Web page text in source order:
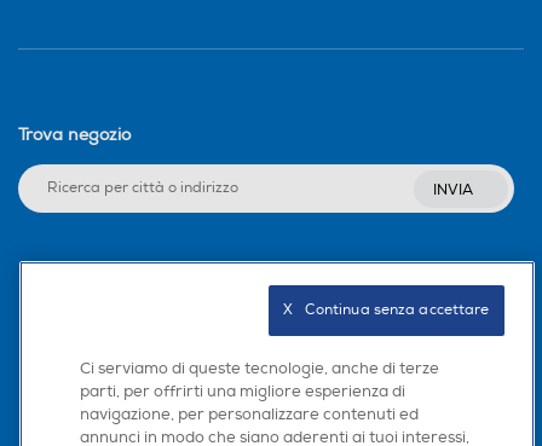
Trova negozio
INVIA
Scarica la nostra app
Ci serviamo di queste tecnologie, anche di terze
parti, per offrirti una migliore esperienza di
navigazione, per personalizzare contenuti ed
annunci in modo che siano aderenti ai tuoi interessi,
X   Continua senza accettare